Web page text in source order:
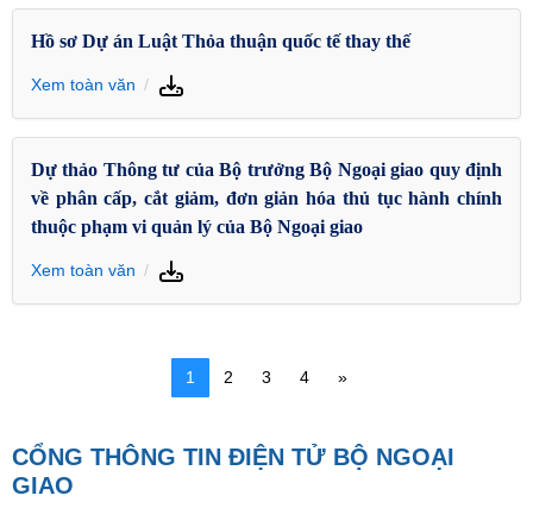
Hồ sơ Dự án Luật Thỏa thuận quốc tế thay thế
Xem toàn văn
Dự thảo Thông tư của Bộ trưởng Bộ Ngoại giao quy định
về phân cấp, cắt giảm, đơn giản hóa thủ tục hành chính
thuộc phạm vi quản lý của Bộ Ngoại giao
Xem toàn văn
1 2 3 4 »
CỔNG THÔNG TIN ĐIỆN TỬ BỘ NGOẠI
GIAO